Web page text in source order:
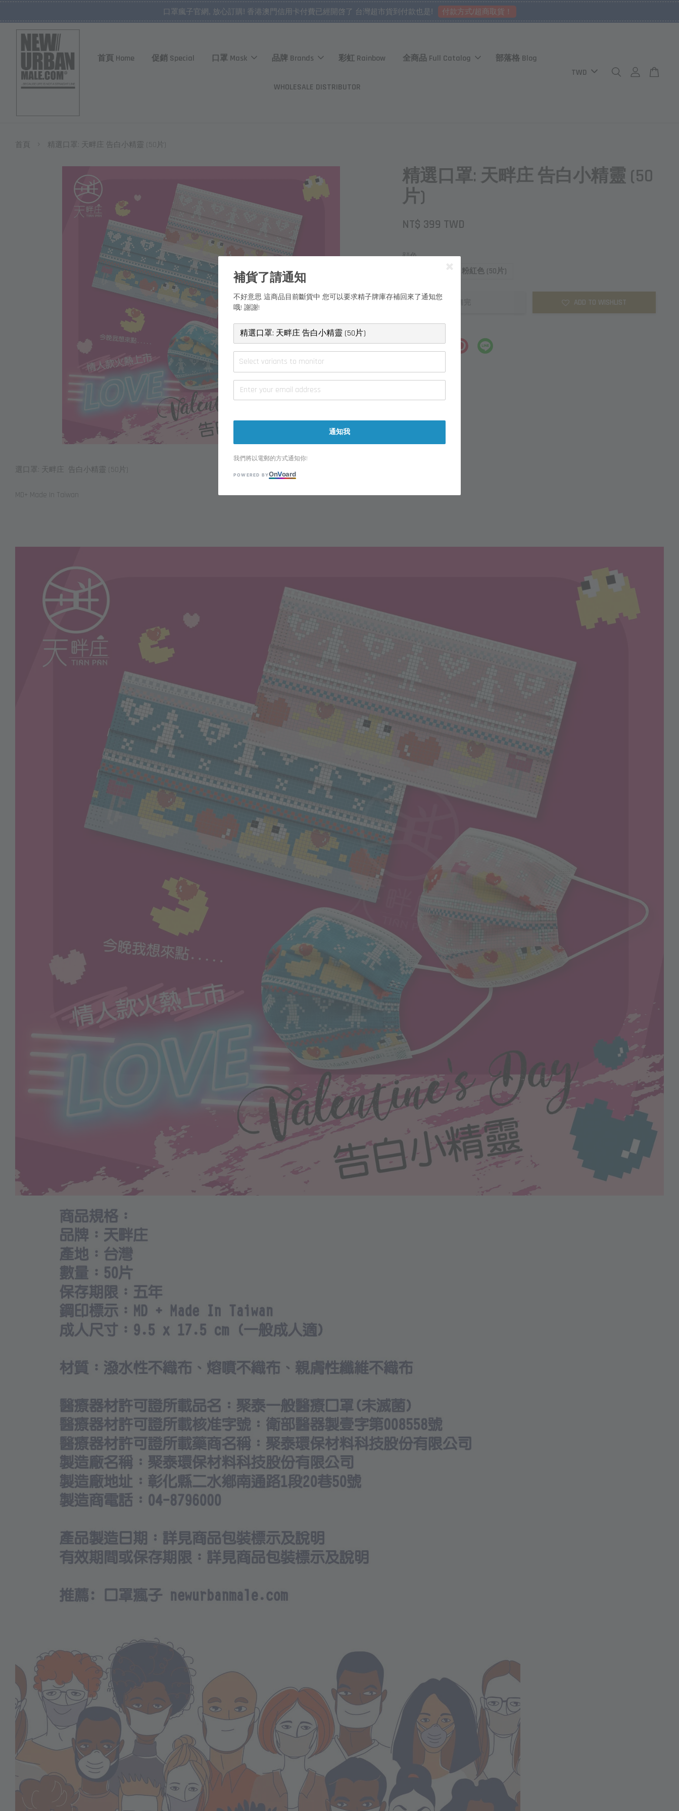
口罩瘋子官網, 放心訂購! 香港澳門信用卡付費已經開啓了 台灣超市貨到付款也是! 付款方式/超商取貨！
首頁 Home 促銷 Special 口罩 Mask 品牌 Brands 彩虹 Rainbow 全商品 Full Catalog 部落格 Blog
WHOLESALE DISTRIBUTOR
首頁 › 精選口罩: 天畔庄 告白小精靈 (50片)
精選口罩: 天畔庄 告白小精靈 (50
片)
NT$ 399 TWD
顔色
粉紅色 (50片)
ADD TO WISHLIST
選口罩: 天畔庄 告白小精靈 (50片)
MD+ Made In Taiwan
補貨了請通知
不好意思 這商品目前斷貨中 您可以要求精子牌庫存補回來了通知您
哦! 謝謝!
Select variants to monitor
通知我
我們將以電郵的方式通知你!
POWERED BYOnVoard